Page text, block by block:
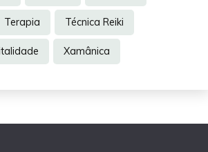
Terapia Técnica Reiki
Xamânica